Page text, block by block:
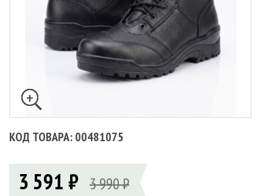
КОД ТОВАРА: 00481075
3 591 ₽ 3 990 ₽